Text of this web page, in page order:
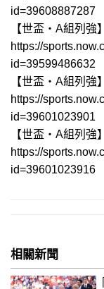
id=39608887287
【世盃‧A組列強
https://
id=39599486632
【世盃‧A組列強
https://
id=39601023901
【世盃‧A組列強
https://
id=39601023916
相關新聞